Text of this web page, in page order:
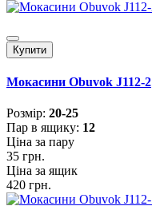
Купити
Мокасини Obuvok J112-2
Розмiр: 20-25
Пар в ящику: 12
Ціна за пару
35 грн.
Ціна за ящик
420 грн.